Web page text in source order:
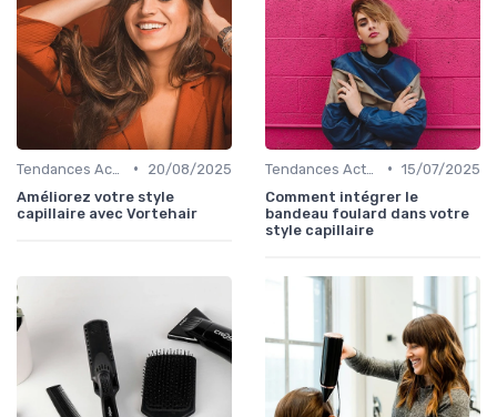
•
20/08/2025
Améliorez votre style
capillaire avec Vortehair
• 15/07/2025
Comment intégrer le
bandeau foulard dans votre
style capillaire